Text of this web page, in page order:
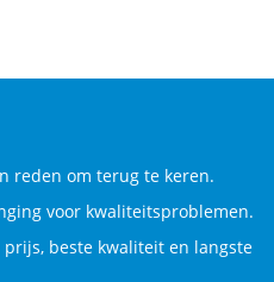
reden om terug te keren.
voor kwaliteitsproblemen.
beste kwaliteit en langste